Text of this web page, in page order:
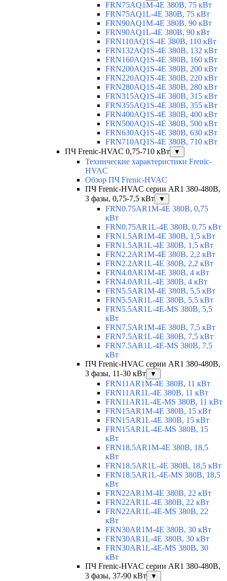
FRN75AQ1M-4E 380В, 75 кВт
FRN75AQ1L-4E 380В, 75 кВт
FRN90AQ1M-4E 380В, 90 кВт
FRN90AQ1L-4E 380В, 90 кВт
FRN110AQ1S-4E 380В, 110 кВт
FRN132AQ1S-4E 380В, 132 кВт
FRN160AQ1S-4E 380В, 160 кВт
FRN200AQ1S-4E 380В, 200 кВт
FRN220AQ1S-4E 380В, 220 кВт
FRN280AQ1S-4E 380В, 280 кВт
FRN315AQ1S-4E 380В, 315 кВт
FRN355AQ1S-4E 380В, 355 кВт
FRN400AQ1S-4E 380В, 400 кВт
FRN500AQ1S-4E 380В, 500 кВт
FRN630AQ1S-4E 380В, 630 кВт
FRN710AQ1S-4E 380В, 710 кВт
ПЧ Frenic-HVAC 0,75-710 кВт
▼
Технические характеристики Frenic-
HVAC
Обзор ПЧ Frenic-HVAC
ПЧ Frenic-HVAC серии AR1 380-480В,
3 фазы, 0,75-7,5 кВт
▼
FRN0.75AR1M-4E 380В, 0,75
кВт
FRN0.75AR1L-4E 380В, 0,75 кВт
FRN1.5AR1M-4E 380В, 1,5 кВт
FRN1.5AR1L-4E 380В, 1,5 кВт
FRN2.2AR1M-4E 380В, 2,2 кВт
FRN2.2AR1L-4E 380В, 2,2 кВт
FRN4.0AR1M-4E 380В, 4 кВт
FRN4.0AR1L-4E 380В, 4 кВт
FRN5.5AR1M-4E 380В, 5,5 кВт
FRN5.5AR1L-4E 380В, 5,5 кВт
FRN5.5AR1L-4E-MS 380В, 5,5
кВт
FRN7.5AR1M-4E 380В, 7,5 кВт
FRN7.5AR1L-4E 380В, 7,5 кВт
FRN7.5AR1L-4E-MS 380В, 7,5
кВт
ПЧ Frenic-HVAC серии AR1 380-480В,
3 фазы, 11-30 кВт
▼
FRN11AR1M-4E 380В, 11 кВт
FRN11AR1L-4E 380В, 11 кВт
FRN11AR1L-4E-MS 380В, 11 кВт
FRN15AR1M-4E 380В, 15 кВт
FRN15AR1L-4E 380В, 15 кВт
FRN15AR1L-4E-MS 380В, 15
кВт
FRN18.5AR1M-4E 380В, 18,5
кВт
FRN18.5AR1L-4E 380В, 18,5 кВт
FRN18.5AR1L-4E-MS 380В, 18,5
кВт
FRN22AR1M-4E 380В, 22 кВт
FRN22AR1L-4E 380В, 22 кВт
FRN22AR1L-4E-MS 380В, 22
кВт
FRN30AR1M-4E 380В, 30 кВт
FRN30AR1L-4E 380В, 30 кВт
FRN30AR1L-4E-MS 380В, 30
кВт
ПЧ Frenic-HVAC серии AR1 380-480В,
3 фазы, 37-90 кВт
▼